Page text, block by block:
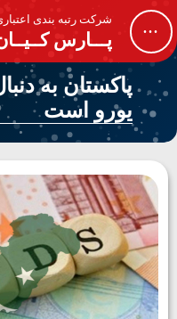
...
شرکت رتبه بندی
پـــارس
پاکستان به
یورو است